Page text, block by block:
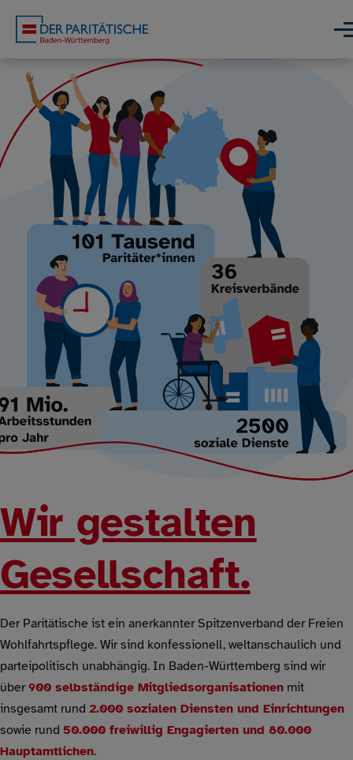
Wir gestalten
Gesellschaft.
Der Paritätische ist ein anerkannter Spitzenverband der Freien
Wohlfahrtspflege. Wir sind konfessionell, weltanschaulich und
parteipolitisch unabhängig. In Baden-Württemberg sind wir
über900 selbständige Mitgliedsorganisationen mit
insgesamt rund 2.000 sozialen Diensten und Einrichtungen
sowie rund 50.000 freiwillig Engagierten und 80.000
Hauptamtlichen.